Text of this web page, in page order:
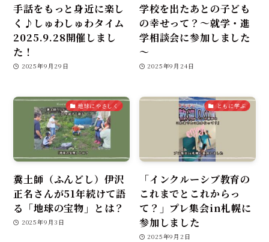
手話をもっと身近に楽し
く♪しゅわしゅわタイム
2025.9.28開催しまし
た！
2025年9月29日
学校を出たあとの子ども
の幸せって？～就学・進
学相談会に参加しました
～
2025年9月24日
地球にやさしく
糞土師（ふんどし）伊沢
正名さんが51年続けて語
る「地球の宝物」とは？
2025年9月3日
ともに学ぶ
「インクルーシブ教育の
これまでとこれからっ
て？」プレ集会in札幌に
参加しました
2025年9月2日